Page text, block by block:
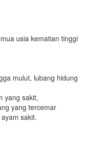
usia kematian tinggi
mulut, lubang hidung
yang sakit,
yang tercemar
sakit.